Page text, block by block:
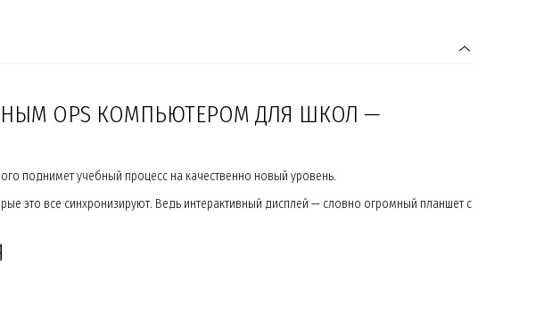
OPS КОМПЬЮТЕРОМ ДЛЯ ШКОЛ —
поднимет учебный процесс на качественно новый уровень.
это все синхронизируют. Ведь интерактивный дисплей — словно огромный планшет с